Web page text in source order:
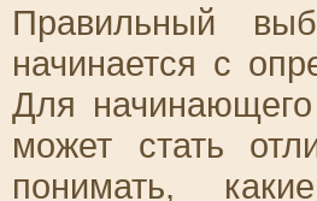
Правильный
начинается с
Для
может стать
понимать,